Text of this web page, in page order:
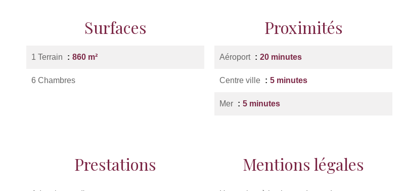
Surfaces
1 Terrain 860 m²
6 Chambres
Proximités
Aéroport 20 minutes
Centre ville 5 minutes
Mer 5 minutes
Prestations Mentions légales